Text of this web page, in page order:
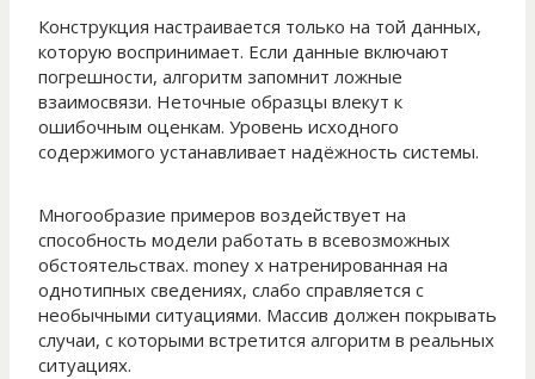
Конструкция настраивается только на той данных,
которую воспринимает. Если данные включают
погрешности, алгоритм запомнит ложные
взаимосвязи. Неточные образцы влекут к
ошибочным оценкам. Уровень исходного
содержимого устанавливает надёжность системы.
Многообразие примеров воздействует на
способность модели работать в всевозможных
обстоятельствах. money x натренированная на
однотипных сведениях, слабо справляется с
необычными ситуациями. Массив должен покрывать
случаи, с которыми встретится алгоритм в реальных
ситуациях.